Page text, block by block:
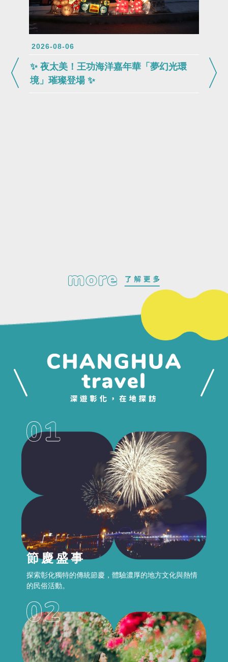
2026-08-06
✨ 夜太美！王功海洋嘉年華「夢幻光環
境」璀璨登場 ✨
節慶盛事
探索彰化獨特的傳統節慶，體驗濃厚的地方文化與熱情
的民俗活動。